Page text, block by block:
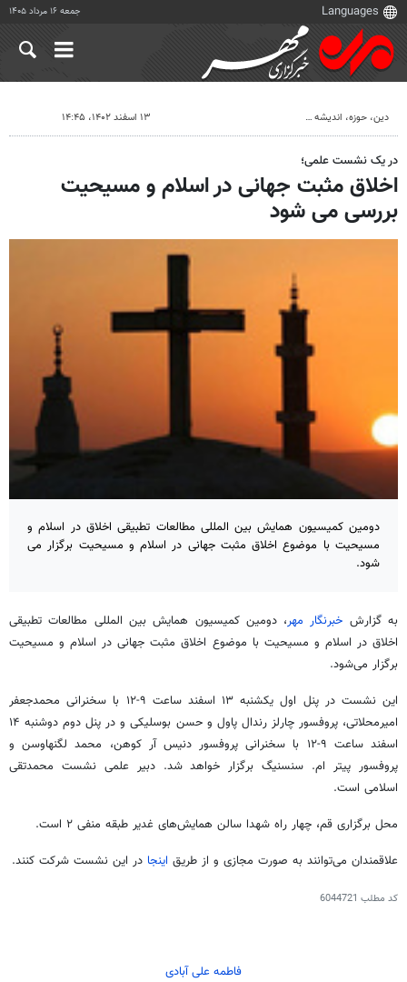
جمعه ۱۶ مرداد ۱۴۰۵
دين، حوزه، انديشه ۱۳ اسفند ۱۴۰۲، ۱۴:۴۵
در یک نشست علمی؛
اخلاق مثبت جهانی در اسلام و مسیحیت
بررسی می شود
دومین کمیسیون همایش بین المللی مطالعات تطبیقی اخلاق در اسلام و
مسیحیت با موضوع اخلاق مثبت جهانی در اسلام و مسیحیت برگزار می
شود.
به گزارش خبرنگار مهر، دومین کمیسیون همایش بین المللی مطالعات تطبیقی
اخلاق در اسلام و مسیحیت با موضوع اخلاق مثبت جهانی در اسلام و مسیحیت
برگزار می‌شود.
این نشست درپنل اول یکشنبه ۱۳ اسفند ساعت ۹-۱۲ با سخنرانی محمدجعفر
امیرمحلاتی، پروفسور چارلزرندال پاول و حسن بوسلیکیو در پنل
دوم دوشنبه ۱۴
اسفند ساعت ۹-۱۲ با سخنرانی پروفسور دنیس
آر کوهن، محمد لگنهاوسنو
پروفسور پیتر ام. سنسنیگبرگزار خواهد شد. دبیر علمی نشست محمدتقی
اسلامی است.
محل برگزاری قم، چهار راه شهدا سالن همایش‌های غدیر طبقه منفی ۲ است.
علاقمندان می‌توانند به صورت مجازی و از طریق اینجا در این نشست شرکت کنند.
کد مطلب 6044721
فاطمه علی آبادی